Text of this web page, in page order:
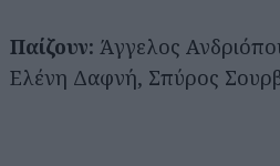
Παίζουν: Άγγελος
Ελένη Δαφνή, Σπύρος